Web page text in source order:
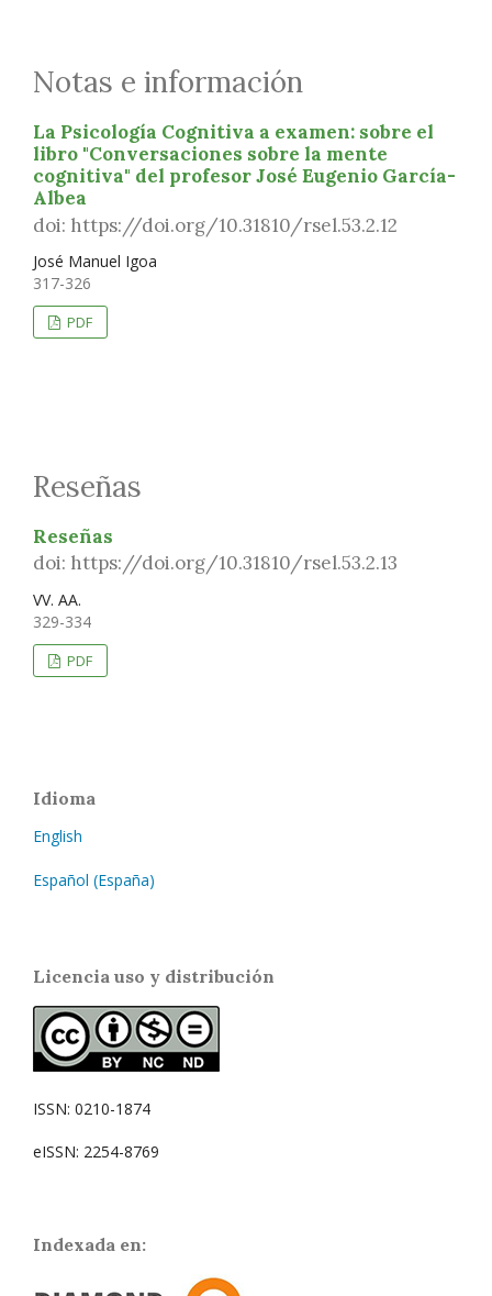
Notas e información
La Psicología Cognitiva a examen: sobre el
libro "Conversaciones sobre la mente
cognitiva" del profesor José Eugenio García-
Albea
doi: https://doi.org/10.31810/rsel.53.2.12
José Manuel Igoa
317-326
PDF
Reseñas
Reseñas
doi: https://doi.org/10.31810/rsel.53.2.13
VV. AA.
329-334
PDF
Idioma
English
Español (España)
Licencia uso y distribución
ISSN: 0210-1874
eISSN: 2254-8769
Indexada en: